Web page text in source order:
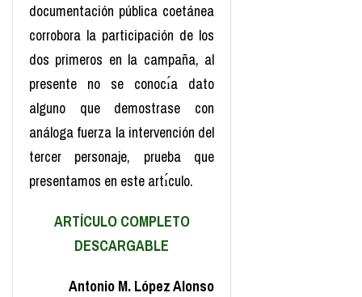
documentación pública coetánea
corrobora la participación de los
dos primeros en la campaña, al
presente no se conocı́a dato
alguno que demostrase con
análoga fuerza la intervención del
tercer personaje, prueba que
presentamos en este artı́culo.
ARTÍCULO COMPLETO
DESCARGABLE
Antonio M. López Alonso